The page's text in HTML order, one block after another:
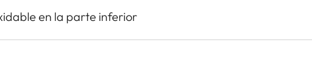
en la parte inferior